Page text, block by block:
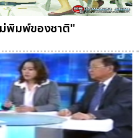
พิมพ์ของชาติ"